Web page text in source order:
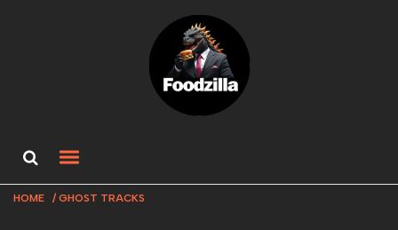
HOME GHOST TRACKS